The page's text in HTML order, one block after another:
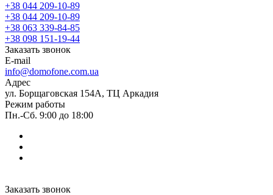
+38 044 209-10-89
+38 044 209-10-89
+38 063 339-84-85
+38 098 151-19-44
Заказать звонок
E-mail
info@domofone.com.ua
Адрес
ул. Борщаговская 154А, ТЦ Аркадия
Режим работы
Пн.-Сб. 9:00 до 18:00
Заказать звонок